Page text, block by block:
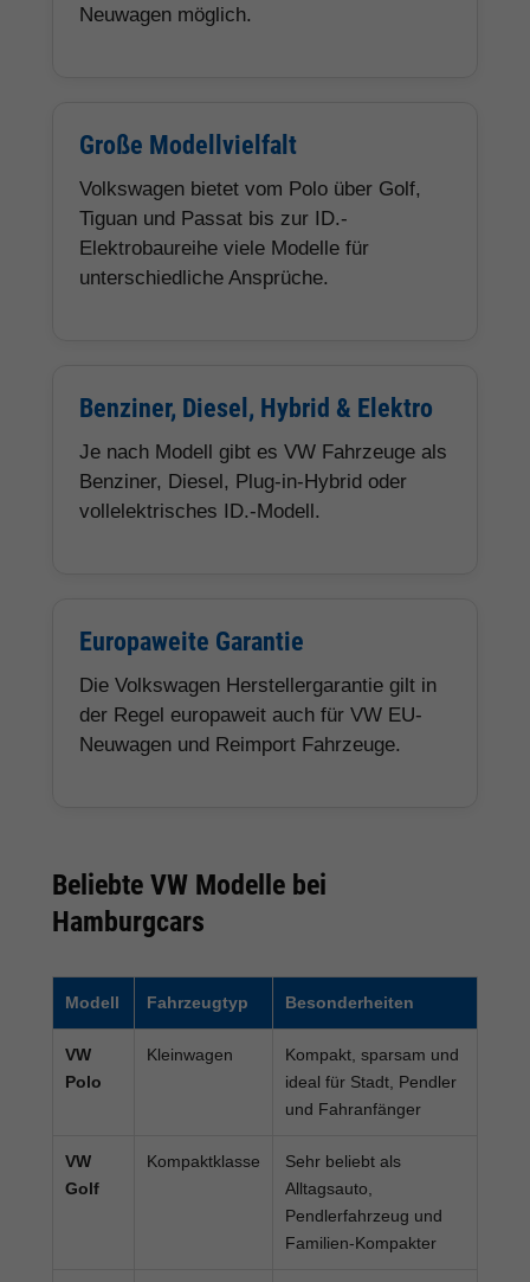
Neuwagen möglich.
Große Modellvielfalt
Volkswagen bietet vom Polo über Golf,
Tiguan und Passat bis zur ID.-
Elektrobaureihe viele Modelle für
unterschiedliche Ansprüche.
Benziner, Diesel, Hybrid & Elektro
Je nach Modell gibt es VW Fahrzeuge als
Benziner, Diesel, Plug-in-Hybrid oder
vollelektrisches ID.-Modell.
Europaweite Garantie
Die Volkswagen Herstellergarantie gilt in
der Regel europaweit auch für VW EU-
Neuwagen und Reimport Fahrzeuge.
Beliebte VW Modelle bei
Hamburgcars
Modell Fahrzeugtyp Besonderheiten
VW
Polo
Kleinwagen
Kompakt, sparsam und
ideal für Stadt, Pendler
und Fahranfänger
VW
Golf
Kompaktklasse
Sehr beliebt als
Alltagsauto,
Pendlerfahrzeug und
Familien-Kompakter